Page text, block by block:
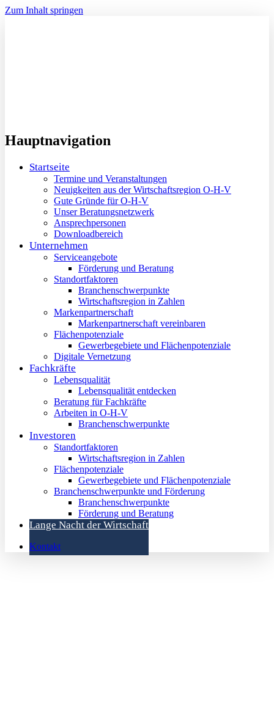
Zum Inhalt springen
Hauptnavigation
Startseite
Termine und Veranstaltungen
Neuigkeiten aus der Wirtschaftsregion O-H-V
Gute Gründe für O-H-V
Unser Beratungsnetzwerk
Ansprechpersonen
Downloadbereich
Unternehmen
Serviceangebote
Förderung und Beratung
Standortfaktoren
Branchenschwerpunkte
Wirtschaftsregion in Zahlen
Markenpartnerschaft
Markenpartnerschaft vereinbaren
Flächenpotenziale
Gewerbegebiete und Flächenpotenziale
Digitale Vernetzung
Fachkräfte
Lebensqualität
Lebensqualität entdecken
Beratung für Fachkräfte
Arbeiten in O-H-V
Branchenschwerpunkte
Investoren
Standortfaktoren
Wirtschaftsregion in Zahlen
Flächenpotenziale
Gewerbegebiete und Flächenpotenziale
Branchenschwerpunkte und Förderung
Branchenschwerpunkte
Förderung und Beratung
Lange Nacht der Wirtschaft
Kontakt